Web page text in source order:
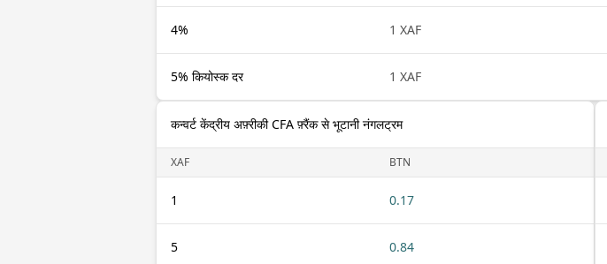
4% 1 XAF
5% कियोस्क दर 1 XAF
कन्वर्ट केंद्रीय अफ़्रीकी CFA फ़्रैंक से भूटानी नंगलट्रम
XAF BTN
1 0.17
5 0.84